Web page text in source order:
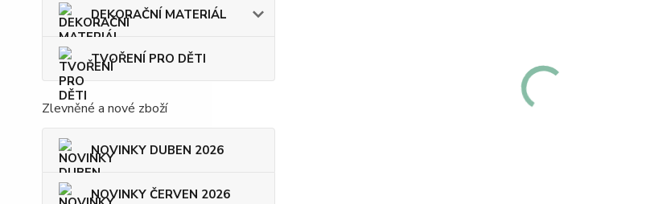
DEKORAČNÍ MATERIÁL
TVOŘENÍ PRO DĚTI
Zlevněné a nové zboží
NOVINKY DUBEN 2026
NOVINKY ČERVEN 2026